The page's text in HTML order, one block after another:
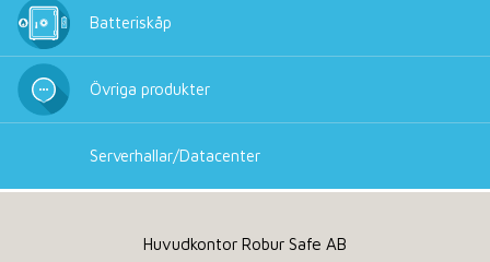
Batteriskåp
Övriga produkter
Serverhallar/Datacenter
Huvudkontor Robur Safe AB